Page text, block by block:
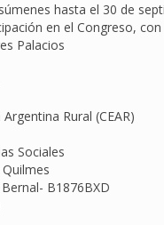
hasta el 30 de
en el Congreso,
Palacios
Rural (CEAR)
Sociales
B1876BXD